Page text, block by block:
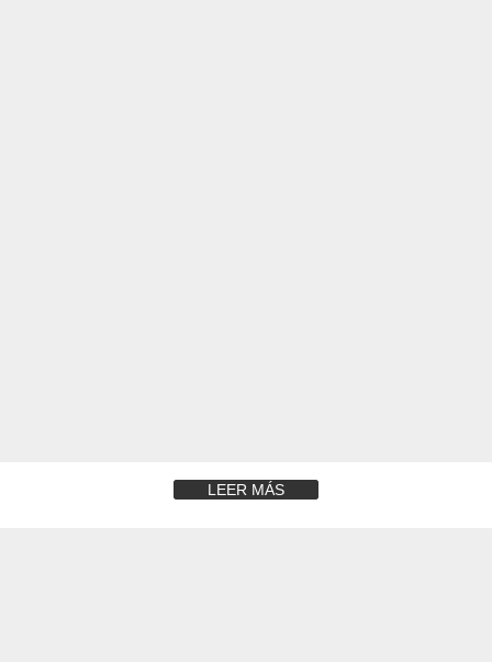
LEER MÁS